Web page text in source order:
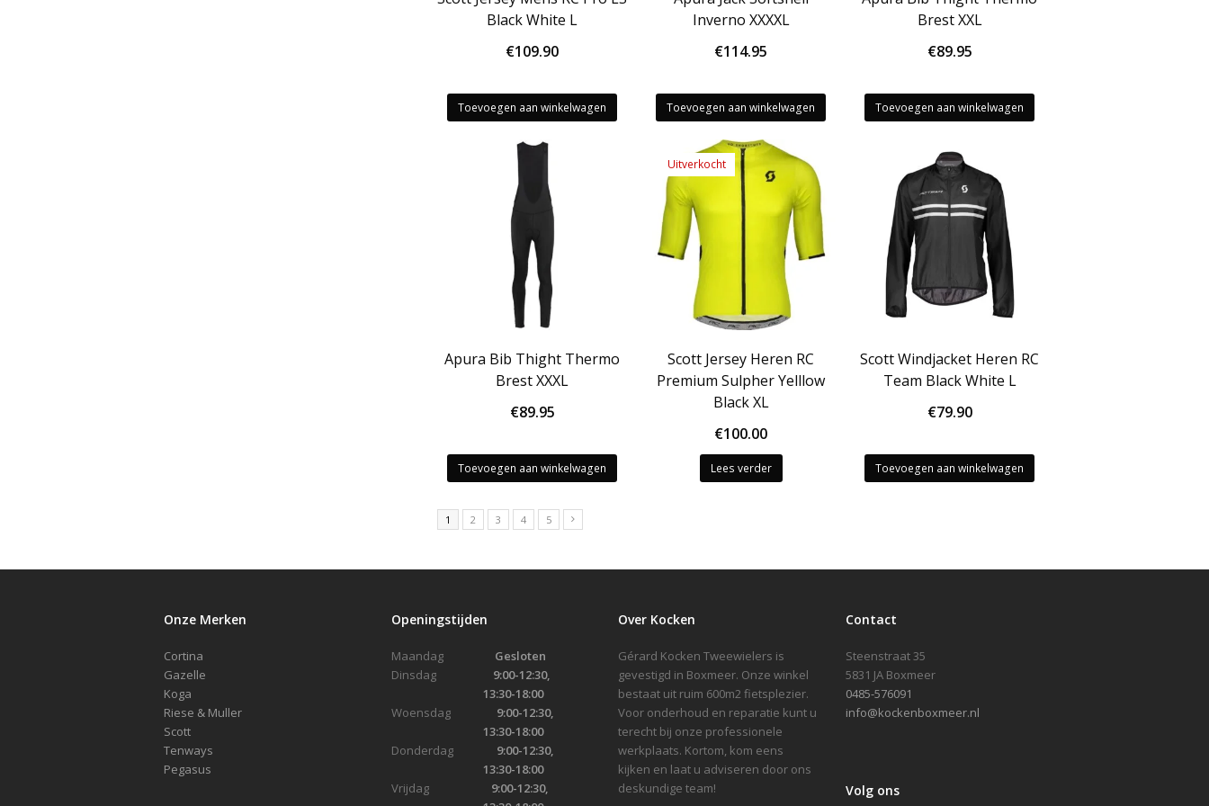
Black White L
€109.90
Toevoegen aan winkelwagen
Inverno XXXXL
€114.95
Toevoegen aan winkelwagen
Brest XXL
€89.95
Toevoegen aan winkelwagen
Apura Bib Thight Thermo
Brest XXXL
€89.95
Toevoegen aan winkelwagen
Uitverkocht
Scott Jersey Heren RC
Premium Sulpher Yelllow
Black XL
€100.00
Lees verder
Scott Windjacket Heren RC
Team Black White L
€79.90
Toevoegen aan winkelwagen
1 2 3 4 5
Onze Merken
Cortina
Gazelle
Koga
Riese & Muller
Scott
Tenways
Pegasus
Openingstijden
Maandag Gesloten
Dinsdag 9:00-12:30,
13:30-18:00
Woensdag
9:00-12:30,
13:30-18:00
Donderdag 9:00-12:30,
13:30-18:00
Vrijdag 9:00-12:30,
Over Kocken
Gérard Kocken Tweewielers is
gevestigd in Boxmeer. Onze winkel
bestaat uit ruim 600m2 fietsplezier.
Voor onderhoud en reparatie kunt u
terecht bij onze professionele
werkplaats. Kortom, kom eens
kijken en laat u adviseren door ons
deskundige team!
Contact
Steenstraat 35
5831 JA Boxmeer
0485-576091
info@kockenboxmeer.nl
Volg ons